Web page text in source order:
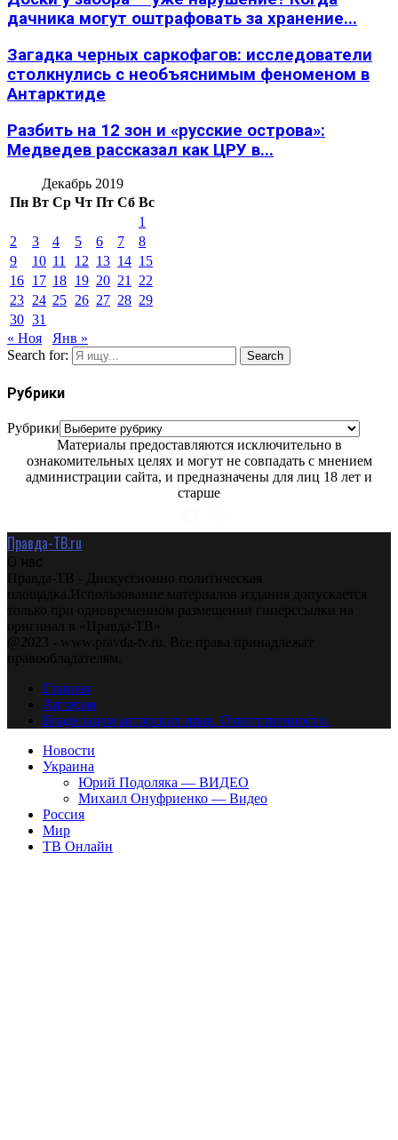
дачника могут оштрафовать за хранение...
Загадка черных саркофагов: исследователи
столкнулись с необъяснимым феноменом в
Антарктиде
Разбить на 12 зон и «русские острова»:
Медведев рассказал как ЦРУ в...
Декабрь 2019
Пн Вт Ср Чт Пт Сб Вс
1
2
3 4 5 6 7
8
9
10 11 12 13 14 15
16 17 18 19 20 21 22
23 24 25 26 27 28 29
30 31
« Ноя
Янв »
Search for:
Search
Рубрики
Рубрики
Материалы предоставляются исключительно в
ознакомительных целях и могут не совпадать с мнением
администрации сайта, и предназначены для лиц 18 лет и
старше
Правда-ТВ.ru
О нас
Правда-ТВ - Дискуссионно политическая
площадка.Использование материалов издания допускается
только при одновременном размещении гиперссылки на
оригинал в «Правда-ТВ»
@2023 - www.pravda-tv.ru. Все права принадлежат
правообладателям.
Главная
Авторам
Владельцам авторских прав. Ответственности.
Новости
Украина
Юрий Подоляка — ВИДЕО
Михаил Онуфриенко — Видео
Россия
Мир
ТВ Онлайн